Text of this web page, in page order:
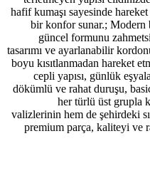
hafif kumaşı sayesinde
bir konfor sunar.; Modern
güncel formunu
tasarımı ve ayarlanabilir
boyu kısıtlanmadan hareket
cepli yapısı, günlük
dökümlü ve rahat duruşu,
her türlü üst grupla
valizlerinin hem de şehirdeki
premium parça, kaliteyi ve